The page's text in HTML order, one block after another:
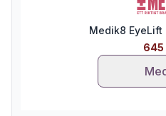
Medik8 EyeLift
645